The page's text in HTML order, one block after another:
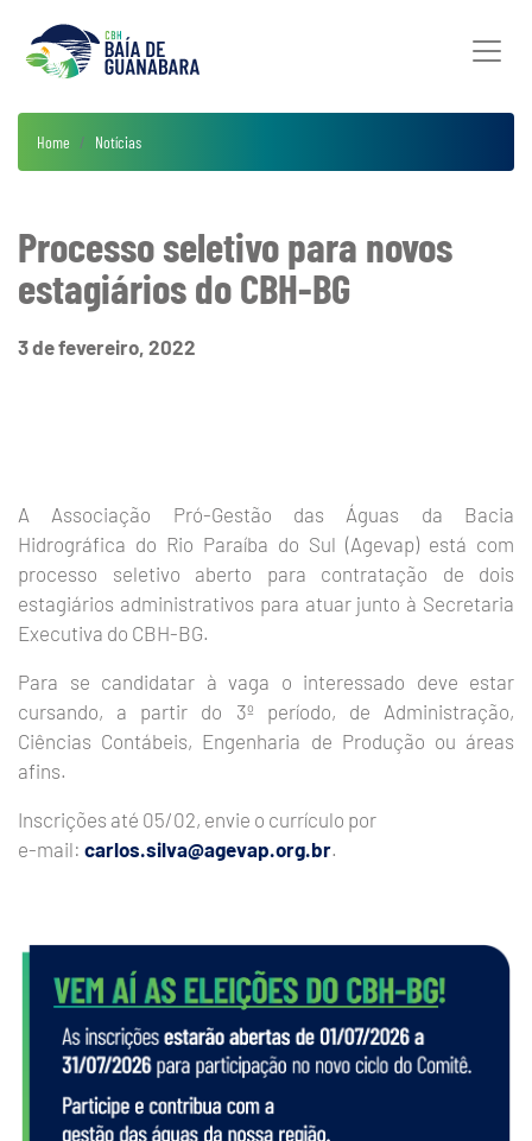
Home Notícias
Processo seletivo para novos
estagiários do CBH-BG
3 de fevereiro, 2022
A Associação Pró-Gestão das Águas da Bacia
Hidrográfica do Rio Paraíba do Sul (Agevap) está com
processo seletivo aberto para contratação de dois
estagiários administrativos para atuar junto à Secretaria
Executiva do CBH-BG.
Para se candidatar à vaga o interessado deve estar
cursando, a partir do 3º período, de Administração,
Ciências Contábeis, Engenharia de Produção ou áreas
afins.
Inscrições até 05/02, envie o currículo por
e-mail: carlos.silva@agevap.org.br.